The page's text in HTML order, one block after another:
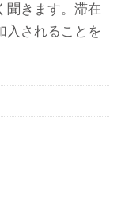
聞きます。滞在
入されることを